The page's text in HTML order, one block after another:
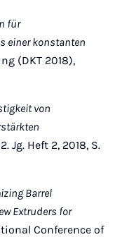
für
einer konstanten
(DKT 2018),
von
Jg. Heft 2, 2018, S.
Barrel
Extruders for
Conference of